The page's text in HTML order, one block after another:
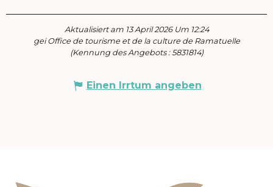
Aktualisiert am 13 April 2026 Um 12:24
gei Office de tourisme et de la culture de Ramatuelle
(Kennung des Angebots :5831814)
Einen Irrtum angeben